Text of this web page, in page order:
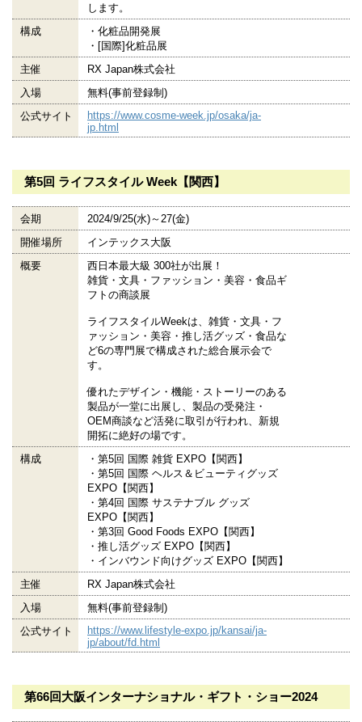
します。
構成
・化粧品開発展
・[国際]化粧品展
主催
RX Japan株式会社
入場
無料(事前登録制)
公式サイト
https://www.cosme-week.jp/osaka/ja-
jp.html
第5回 ライフスタイル Week【関西】
会期
2024/9/25(水)～27(金)
開催場所
インテックス大阪
概要
西日本最大級 300社が出展！
雑貨・文具・ファッション・美容・食品ギ
フトの商談展
ライフスタイルWeekは、雑貨・文具・フ
ァッション・美容・推し活グッズ・食品な
ど6の専門展で構成された総合展示会で
す。
優れたデザイン・機能・ストーリーのある
製品が一堂に出展し、製品の受発注・
OEM商談など活発に取引が行われ、新規
開拓に絶好の場です。
構成
・第5回 国際 雑貨 EXPO【関西】
・第5回 国際 ヘルス＆ビューティグッズ
EXPO【関西】
・第4回 国際 サステナブル グッズ
EXPO【関西】
・第3回 Good Foods EXPO【関西】
・推し活グッズ EXPO【関西】
・インバウンド向けグッズ EXPO【関西】
主催
RX Japan株式会社
入場
無料(事前登録制)
公式サイト
https://www.lifestyle-expo.jp/kansai/ja-
jp/about/fd.html
第66回大阪インターナショナル・ギフト・ショー2024